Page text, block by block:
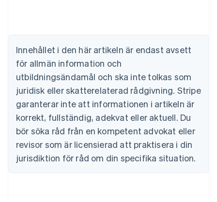
Innehållet i den här artikeln är endast avsett
för allmän information och
utbildningsändamål och ska inte tolkas som
juridisk eller skatterelaterad rådgivning. Stripe
garanterar inte att informationen i artikeln är
korrekt, fullständig, adekvat eller aktuell. Du
bör söka råd från en kompetent advokat eller
revisor som är licensierad att praktisera i din
jurisdiktion för råd om din specifika situation.
PortuguêsEnglish
Bulgarien
English
Cypern
English
Danmark
English
Estland
Fastlandskina
简体中文English
Finland
English Svenska
Frankrike